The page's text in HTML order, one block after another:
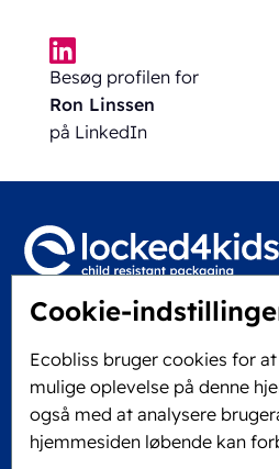
Cookie-
Ecobliss bruger cookies for
mulige oplevelse på denne
også med at analysere
hjemmesiden løbende kan
Besøg profilen for
Ron Linssen
på LinkedIn
Locked4Kids B.V.
6101 XJ Echt, Holland
KVK: 60610182
+31 475 390 550